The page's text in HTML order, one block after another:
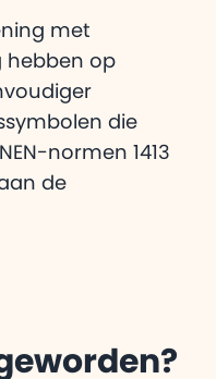
met
hebben op
die
normen 1413
de